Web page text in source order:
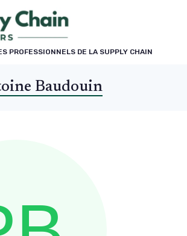
PROFESSIONNELS DE LA SUPPLY CHAIN
Baudouin
des cookies